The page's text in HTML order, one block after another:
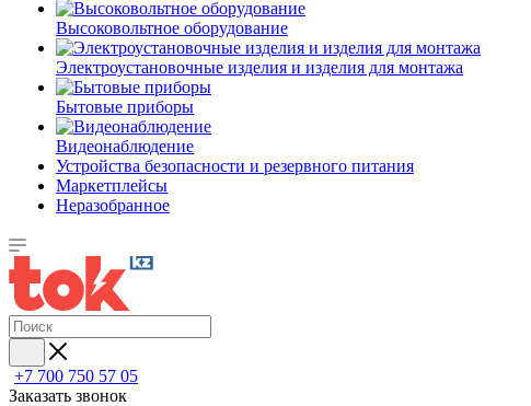
Высоковольтное оборудование
Электроустановочные изделия и изделия для монтажа
Бытовые приборы
Видеонаблюдение
Устройства безопасности и резервного питания
Маркетплейсы
Неразобранное
+7 700 750 57 05
Заказать звонок